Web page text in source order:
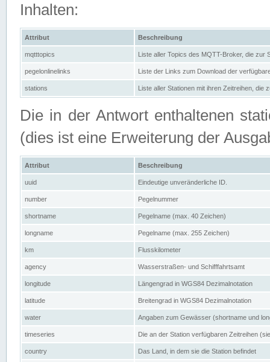
Inhalten:
Attribut Beschreibung
mqtttopics Liste aller Topics des MQTT-Broker, die zur
pegelonlinelinks Liste der Links zum Download der
stations Liste aller Stationen mit ihren Zeitreihen, die
Die in der Antwort enthaltenen
(dies ist eine Erweiterung der
Attribut Beschreibung
uuid Eindeutige unveränderliche ID.
number Pegelnummer
shortname Pegelname (max. 40 Zeichen)
longname Pegelname (max. 255 Zeichen)
km Flusskilometer
agency Wasserstraßen- und Schifffahrtsamt
longitude Längengrad in WGS84 Dezimalnotation
latitude Breitengrad in WGS84 Dezimalnotation
water Angaben zum Gewässer (shortname und
timeseries Die an der Station verfügbaren Zeitreihen
country Das Land, in dem sie die Station befindet